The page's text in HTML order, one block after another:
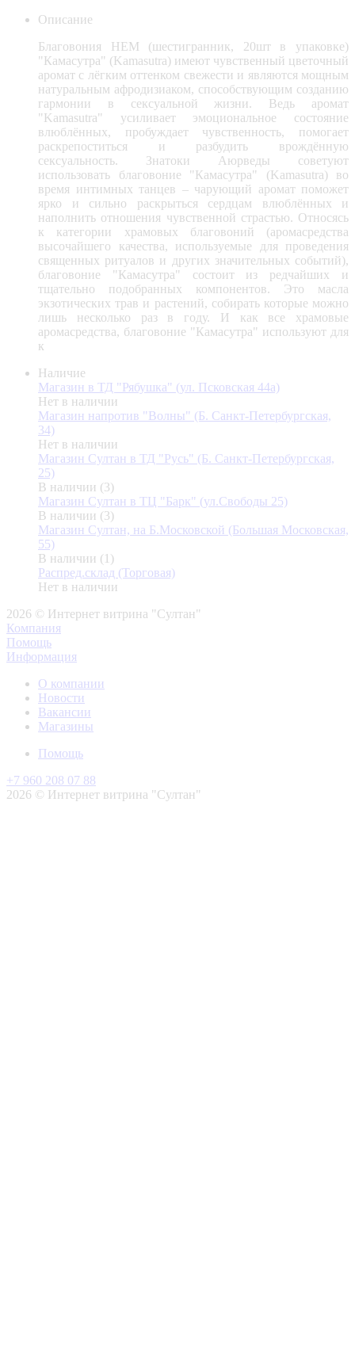
Описание
Благовония HEM (шестигранник, 20шт в упаковке)
"Камасутра" (Kamasutra) имеют чувственный цветочный
аромат с лёгким оттенком свежести и являются мощным
натуральным афродизиаком, способствующим созданию
гармонии в сексуальной жизни. Ведь аромат
"Kamasutra" усиливает эмоциональное состояние
влюблённых, пробуждает чувственность, помогает
раскрепоститься и разбудить врождённую
сексуальность. Знатоки Аюрведы советуют
использовать благовоние "Камасутра" (Kamasutra) во
время интимных танцев – чарующий аромат поможет
ярко и сильно раскрыться сердцам влюблённых и
наполнить отношения чувственной страстью. Относясь
к категории храмовых благовоний (аромасредства
высочайшего качества, используемые для проведения
священных ритуалов и других значительных событий),
благовоние "Камасутра" состоит из редчайших и
тщательно подобранных компонентов. Это масла
экзотических трав и растений, собирать которые можно
лишь несколько раз в году. И как все храмовые
аромасредства, благовоние "Камасутра" используют для
к
Наличие
Магазин в ТД "Рябушка" (ул. Псковская 44а)
Нет в наличии
Магазин напротив "Волны" (Б. Санкт-Петербургская,
34)
Нет в наличии
Магазин Султан в ТД "Русь" (Б. Санкт-Петербургская,
25)
В наличии (3)
Магазин Султан в ТЦ "Барк" (ул.Свободы 25)
В наличии (3)
Магазин Султан, на Б.Московской (Большая Московская,
55)
В наличии (1)
Распред.склад (Торговая)
Нет в наличии
2026 © Интернет витрина "Султан"
Компания
Помощь
Информация
О компании
Новости
Вакансии
Магазины
Помощь
+7 960 208 07 88
2026 © Интернет витрина "Султан"